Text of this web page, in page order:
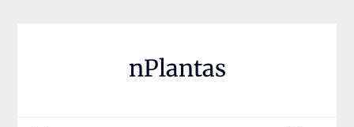
nPlantas